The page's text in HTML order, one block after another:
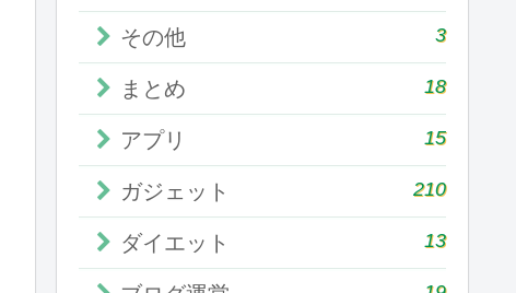
その他 3
まとめ 18
アプリ 15
ガジェット 210
ダイエット 13